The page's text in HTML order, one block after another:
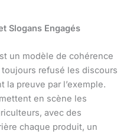
Slogans Engagés
un modèle de cohérence
toujours refusé les discours
la preuve par l’exemple.
mettent en scène les
avec des
chaque produit, un